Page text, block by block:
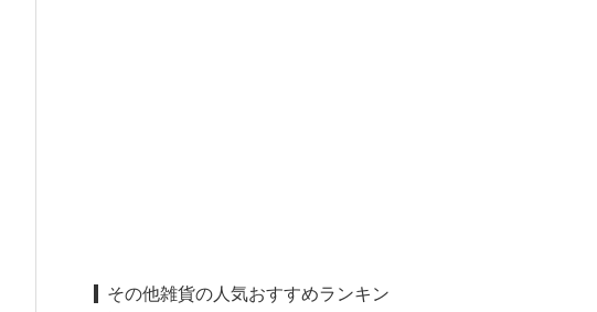
その他雑貨の人気おすすめランキン